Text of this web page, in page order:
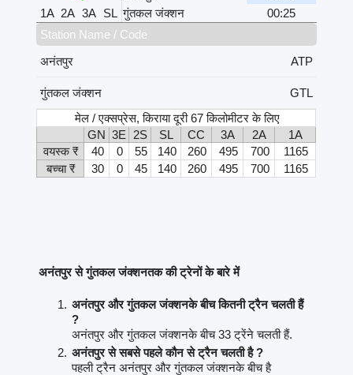
1A 2A 3A SL गुंतकल जंक्शन
00:25
Station Name / Code
अनंतपुर
ATP
गुंतकल जंक्शन
GTL
मेल / एक्सप्रेस, किराया दूरी 67 किलोमीटर के लिए
GN 3E 2S SL CC 3A 2A
1A
वयस्क ₹
40 0 55 140 260 495 700
1165
बच्चा ₹
30 0 45 140 260 495 700 1165
अनंतपुर से गुंतकल जंक्शनतक की ट्रेनों के बारे में
अनंतपुर और गुंतकल जंक्शनके बीच कितनी ट्रैन चलती हैं
?
अनंतपुर और गुंतकल जंक्शनके बीच 33 ट्रेंने चलती हैं.
अनंतपुर से सबसे पहले कौन से ट्रैन चलती है ?
पहली ट्रैन अनंतपुर और गुंतकल जंक्शनके बीच है